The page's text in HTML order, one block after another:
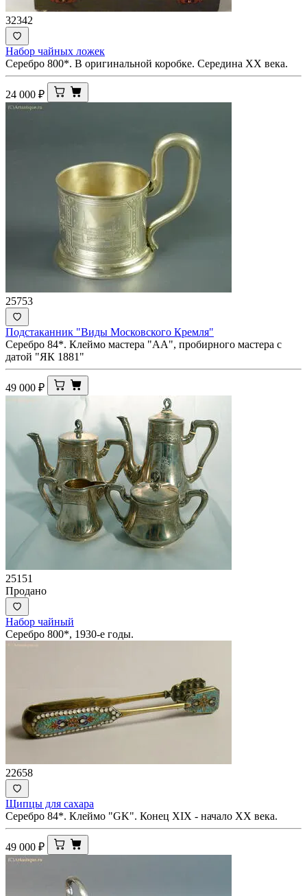
32342
Набор чайных ложек
Серебро 800*. В оригинальной коробке. Середина ХХ века.
24 000 ₽
25753
Подстаканник "Виды Московского Кремля"
Серебро 84*. Клеймо мастера "АА", пробирного мастера с
датой "ЯК 1881"
49 000 ₽
25151
Продано
Набор чайный
Серебро 800*, 1930-е годы.
22658
Щипцы для сахара
Серебро 84*. Клеймо "GK". Конец XIX - начало ХХ века.
49 000 ₽